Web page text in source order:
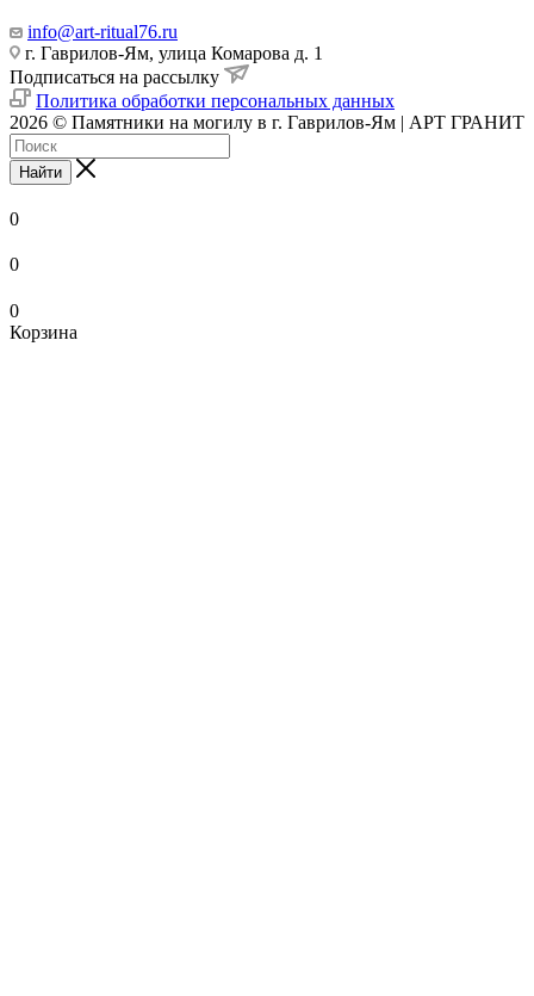
info@art-ritual76.ru
г. Гаврилов-Ям, улица Комарова д. 1
Подписаться на рассылку
Политика обработки персональных данных
2026 © Памятники на могилу в г. Гаврилов-Ям | АРТ ГРАНИТ
Найти
0
0
0
Корзина